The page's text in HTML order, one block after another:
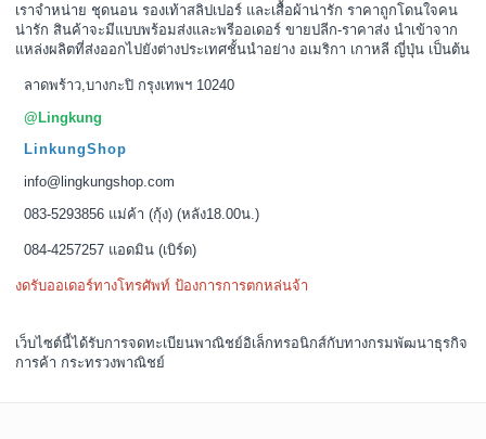
เราจำหน่าย ชุดนอน รองเท้าสลิปเปอร์ และเสื้อผ้าน่ารัก ราคาถูกโดนใจคน
น่ารัก สินค้าจะมีแบบพร้อมส่งและพรีออเดอร์ ขายปลีก-ราคาส่ง นำเข้าจาก
แหล่งผลิตที่ส่งออกไปยังต่างประเทศชั้นนำอย่าง อเมริกา เกาหลี ญี่ปุ่น เป็นต้น
ลาดพร้าว,บางกะปิ กรุงเทพฯ 10240
@Lingkung
LinkungShop
info@lingkungshop.com
083-5293856 แม่ค้า (กุ้ง) (หลัง18.00น.)
084-4257257 แอดมิน (เบิร์ด)
งดรับออเดอร์ทางโทรศัพท์ ป้องการการตกหล่นจ้า
เว็บไซต์นี้ได้รับการจดทะเบียนพาณิชย์อิเล็กทรอนิกส์กับทางกรมพัฒนาธุรกิจ
การค้า กระทรวงพาณิชย์